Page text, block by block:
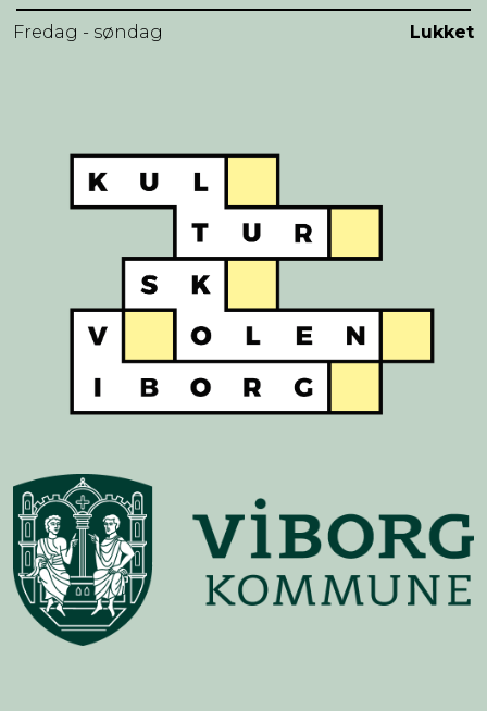
Fredag - søndag Lukket